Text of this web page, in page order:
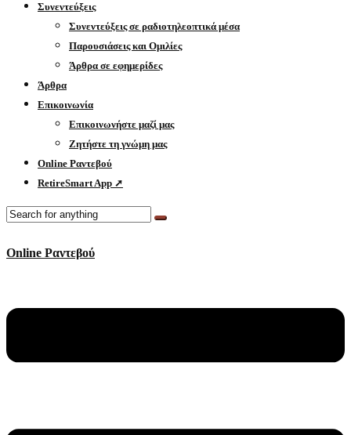
Συνεντεύξεις
Συνεντεύξεις σε ραδιοτηλεοπτικά μέσα
Παρουσιάσεις και Ομιλίες
Άρθρα σε εφημερίδες
Άρθρα
Επικοινωνία
Επικοινωνήστε μαζί μας
Ζητήστε τη γνώμη μας
Online Ραντεβού
RetireSmart App ➚
Online Ραντεβού